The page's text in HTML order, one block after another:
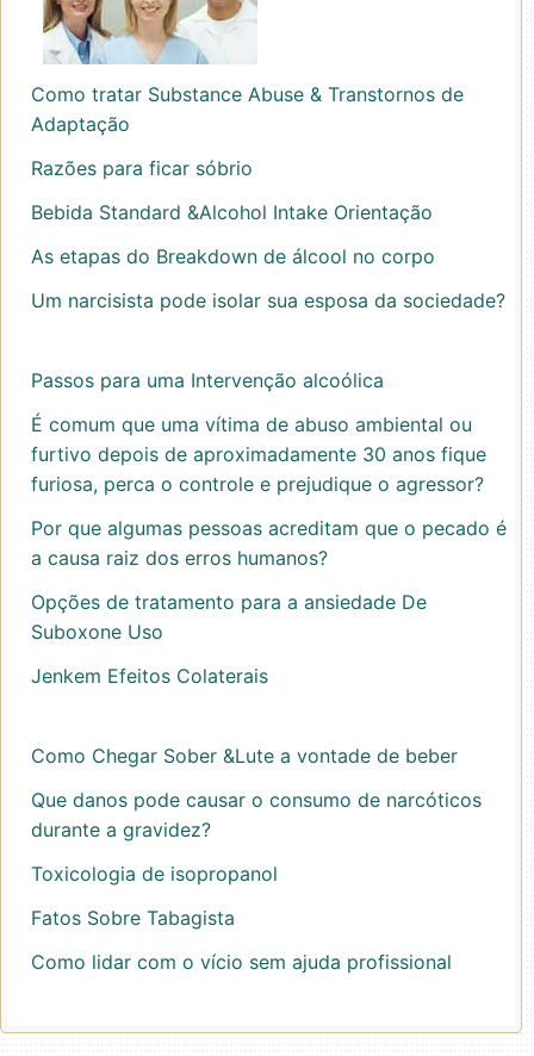
Como tratar Substance Abuse & Transtornos de
Adaptação
Razões para ficar sóbrio
Bebida Standard &Alcohol Intake Orientação
As etapas do Breakdown de álcool no corpo
Um narcisista pode isolar sua esposa da sociedade?
Passos para uma Intervenção alcoólica
É comum que uma vítima de abuso ambiental ou
furtivo depois de aproximadamente 30 anos fique
furiosa, perca o controle e prejudique o agressor?
Por que algumas pessoas acreditam que o pecado é
a causa raiz dos erros humanos?
Opções de tratamento para a ansiedade De
Suboxone Uso
Jenkem Efeitos Colaterais
Como Chegar Sober &Lute a vontade de beber
Que danos pode causar o consumo de narcóticos
durante a gravidez?
Toxicologia de isopropanol
Fatos Sobre Tabagista
Como lidar com o vício sem ajuda profissional